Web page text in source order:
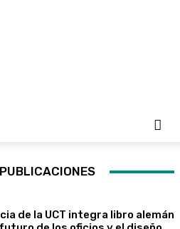
de la UCT integra libro alemán